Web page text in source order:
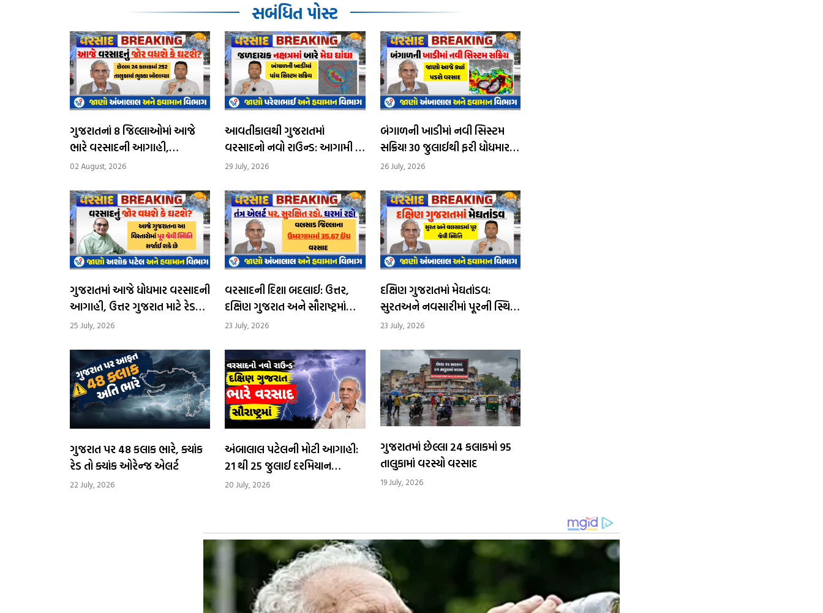
સબંધિત પોસ્ટ
ગુજરાતનાં 8 જિલ્લાઓમાં આજે
ભારે વરસાદની આગાહી,
સોમવારથી વરસાદનું જોર ઘટશે
02 August, 2026
આવતીકાલથી ગુજરાતમાં
વરસાદનો નવો રાઉન્ડ: આગામી 4
દિવસ ભારેથી અતિભારે વરસાદની
29 July, 2026
બંગાળની ખાડીમાં નવી સિસ્ટમ
સક્રિય! 30 જુલાઈથી ફરી ધોધમાર
વરસાદની આગાહી
26 July, 2026
ગુજરાતમાં આજે ધોધમાર વરસાદની
આગાહી, ઉત્તર ગુજરાત માટે રેડ
એલર્ટ, સૌરાષ્ટ્રમાં ઓરેન્જ એલર્ટ,
25 July, 2026
વરસાદની દિશા બદલાઈ: ઉત્તર,
દક્ષિણ ગુજરાત અને સૌરાષ્ટ્રમાં
આગામી 24 કલાકમાં ભારેથી
23 July, 2026
દક્ષિણ ગુજરાતમાં મેઘતાંડવ:
સુરતઅને નવસારીમાં પૂરની સ્થિતિ
વચ્ચે શાળાઓમાં રજા જાહેર
23 July, 2026
ગુજરાત પર 48 કલાક ભારે, ક્યાંક
રેડ તો ક્યાંક ઓરેન્જ એલર્ટ
22 July, 2026
અંબાલાલ પટેલની મોટી આગાહી:
21 થી 25 જુલાઈ દરમિયાન
ગુજરાતમાં તૂટી પડશે આભ
20 July, 2026
ગુજરાતમાં છેલ્લા 24 કલાકમાં 95
તાલુકામાં વરસ્યો વરસાદ
19 July, 2026